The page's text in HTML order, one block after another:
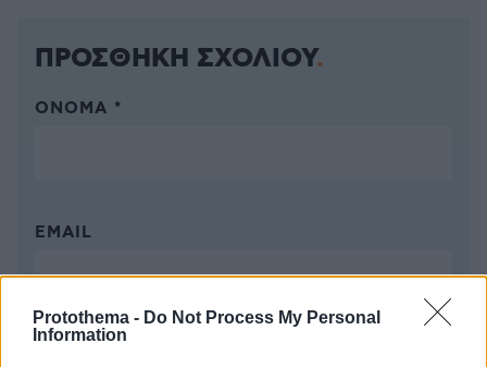
Protothema - Do Not Process My Personal
Information
ΠΡΟΣΘΗΚΗ ΣΧΟΛΙΟΥ
ΌΝΟΜΑ *
EMAIL